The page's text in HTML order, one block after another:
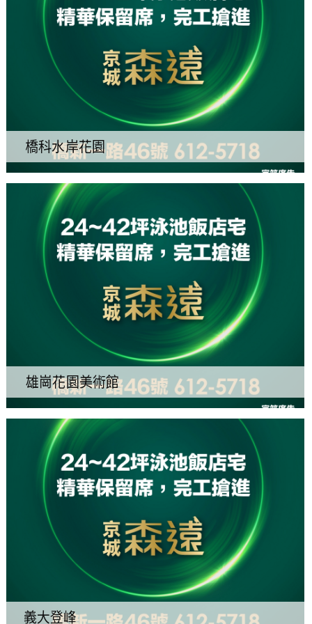
橋科水岸花園
雄崗花園美術館
義大登峰